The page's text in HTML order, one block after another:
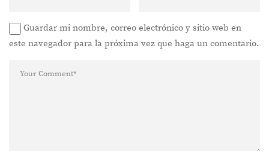
Guardar mi nombre, correo electrónico y sitio web en
este navegador para la próxima vez que haga un comentario.